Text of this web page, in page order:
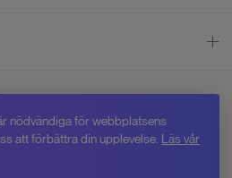
nödvändiga för webbplatsens
att förbättra din upplevelse. Läs vår